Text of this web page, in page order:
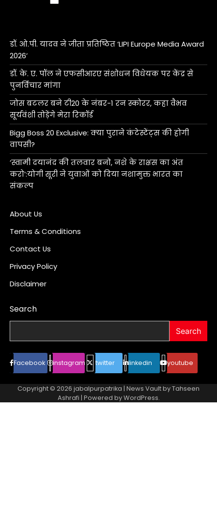
डॉ. ओ.पी. यादव ने जीता प्रतिष्ठित ‘LIPI Europe Media Award
2026’
डॉ. के. ए. पॉल ने एफसीआरए संशोधन विधेयक पर केंद्र से
पुनर्विचार मांगा
जोस बटलर बने टी20 के नंबर-1 रन स्कोरर, कहा वैभव
सूर्यवंशी तोड़ेंगे मेरा रिकॉर्ड
Bigg Boss 20 Exclusive: क्या पुराने कंटेस्टेंट्स की होगी
वापसी?
‘स्वामी दयानंद की तलवार बनो, नशे के राक्षस का अंत
करो’:योगी सूरी ने युवाओं को दिया नशामुक्त भारत का
संकल्प
About Us
Terms & Conditions
Contact Us
Privacy Policy
Disclaimer
Search
Search
Facebook instagram twitter linkedin youtube
Copyright © 2026 jabalpurpatrika | News Vault byTahseen
Ashrafi | Powered byWordPress.